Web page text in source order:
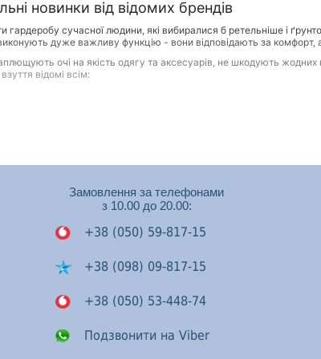
новинки від відомих брендів
гардеробу сучасної людини, які вибиралися б ретельніше і
дуже важливу функцію - вони відповідають за комфорт, а
очі на якість одягу та аксесуарів, не шкодують
відомі всім:
акуратний зовнішній вигляд при правильному догляді
самопочуття, настрій та стан здоров'я людини
та інші моделі зовсім не обов'язково мають коштувати
моделі не тільки на будь-який смак, а й на будь-який
ми пропонуємо найактуальніші, практичні моделі, без яких
практичні черевики. Для весни та осені – зручні та
взуття із властивою їм практичністю. Тому вони оцінять і наш
черевики, сандалії, класичні туфлі, спортивне взуття –
Замовлення за телефонами
з 10.00 до 20.00:
+38 (050) 59-817-15
+38 (098) 09-817-15
+38 (050) 53-448-74
Подзвонити на Viber